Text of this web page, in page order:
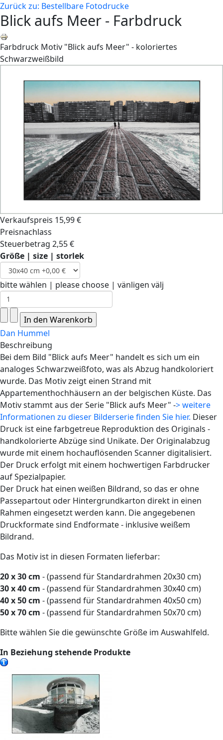
Zurück zu: Bestellbare Fotodrucke
Blick aufs Meer - Farbdruck
Farbdruck Motiv "Blick aufs Meer" - koloriertes
Schwarzweißbild
Verkaufspreis 15,99 €
Preisnachlass
Steuerbetrag 2,55 €
Größe | size | storlek
bitte wählen | please choose | vänligen välj
Dan Hummel
Beschreibung
Bei dem Bild "Blick aufs Meer" handelt es sich um ein
analoges Schwarzweißfoto, was als Abzug handkoloriert
wurde. Das Motiv zeigt einen Strand mit
Appartementhochhäusern an der belgischen Küste. Das
Motiv stammt aus der Serie "Blick aufs Meer" -> weitere
Informationen zu dieser Bilderserie finden Sie hier. Dieser
Druck ist eine farbgetreue Reproduktion des Originals -
handkolorierte Abzüge sind Unikate. Der Originalabzug
wurde mit einem hochauflösenden Scanner digitalisiert.
Der Druck erfolgt mit einem hochwertigen Farbdrucker
auf Spezialpapier.
Der Druck hat einen weißen Bildrand, so das er ohne
Passepartout oder Hintergrundkarton direkt in einen
Rahmen eingesetzt werden kann. Die angegebenen
Druckformate sind Endformate - inklusive weißem
Bildrand.
Das Motiv ist in diesen Formaten lieferbar:
20 x 30 cm - (passend für Standardrahmen 20x30 cm)
30 x 40 cm - (passend für Standardrahmen 30x40 cm)
40 x 50 cm - (passend für Standardrahmen 40x50 cm)
50 x 70 cm - (passend für Standardrahmen 50x70 cm)
Bitte wählen Sie die gewünschte Größe im Auswahlfeld.
In Beziehung stehende Produkte